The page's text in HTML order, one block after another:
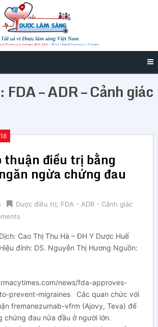
FDA – ADR – Cảnh giác
thuận điều trị bằng
ngừa chứng đau
Dược điều trị
FDA - ADR - Cảnh giác
Dịch: Cao Thị Thu Hà – ĐH Y Dược Huế
Hiệu đính: DS. Nguyễn Thị Hương Nguồn:
news/fda-approves-
prevent-migraines Các quan chức với
fremanezumab-vfrm (Ajovy, Teva) để
chứng đau nửa đầu ở người lớn.